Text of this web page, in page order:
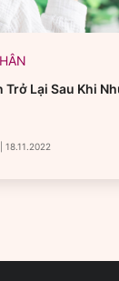
Trở Lại Sau Khi
18.11.2022